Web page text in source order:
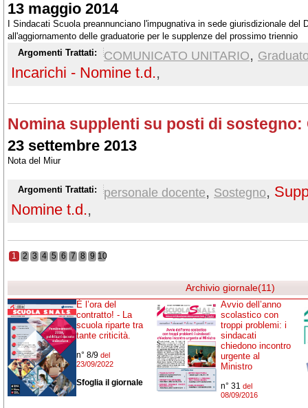
13 maggio 2014
I Sindacati Scuola preannunciano l'impugnativa in sede giurisdizionale
all'aggiornamento delle graduatorie per le supplenze del prossimo triennio
Argomenti Trattati:
COMUNICATO UNITARIO,
Incarichi - Nomine t.d.,
Nomina supplenti su posti di sostegno:
23 settembre 2013
Nota del Miur
Argomenti Trattati: personale docente, Sostegno,
Nomine t.d.,
1 2 3 4 5 6 7 8 9 10
Archivio giornale(11)
È l’ora del
contratto! - La
scuola riparte tra
tante criticità.
n° 8/9 del
23/09/2022
Sfoglia il giornale
Avvio dell’anno
scolastico con
troppi problemi: i
sindacati
chiedono incontro
urgente al
Ministro
n° 31 del
08/09/2016